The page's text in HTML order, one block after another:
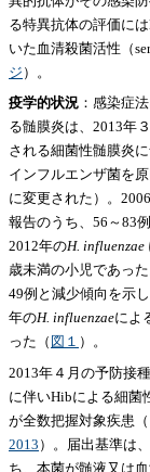
る特異抗体の評価に
いた血清殺菌活性（
ジ ）。
疫学的状況 ：感染症
る髄膜炎は、2013年
される細菌性髄膜炎
インフルエンザ菌を
に変更された）。
報告のうち、56～83
2012年のH. influenzae
歳未満の小児であっ
49例と減少傾向を示
年のH. influenzaeによ
った（ 図１ ）。
2013年４月の予防接
に伴いHibによる細菌
が全数把握対象疾患
2013 ）。届出基準は、
ち、本菌が髄液又は